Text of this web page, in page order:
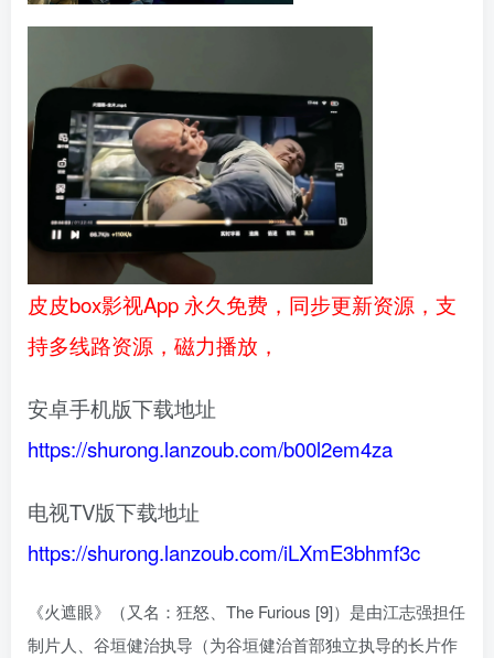
皮皮box影视App 永久免费，同步更新资源，支
持多线路资源，磁力播放，
安卓手机版下载地址
https://shurong.lanzoub.com/b00l2em4za
电视TV版下载地址
https://shurong.lanzoub.com/iLXmE3bhmf3c
《火遮眼》（又名：狂怒、The Furious [9]）是由江志强担任
制片人、谷垣健治执导（为谷垣健治首部独立执导的长片作